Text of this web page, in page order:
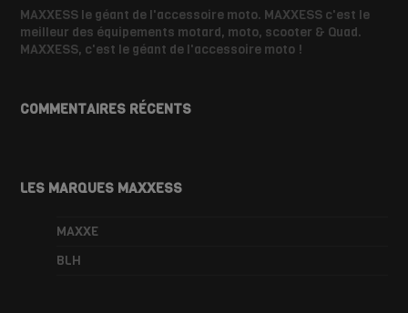
MAXXESS le géant de l'accessoire moto. MAXXESS c'est le
meilleur des équipements motard, moto, scooter & Quad.
MAXXESS, c'est le géant de l'accessoire moto !
COMMENTAIRES RÉCENTS
LES MARQUES MAXXESS
MAXXE
BLH